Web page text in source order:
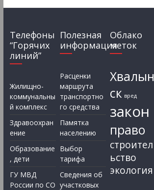
Телефоны
“Горячих
линий”
Жилищно-
коммунальны
й комплекс
Здравоохран
ение
Образование
, дети
ГУ МВД
России по СО
Полезная
информация
Расценки
маршрута
транспортно
го средства
Памятка
населению
Выбор
тарифа
Сведения об
участковых
Облако
меток
Хвалын
ск вред
закон
право
строител
ьство
экология